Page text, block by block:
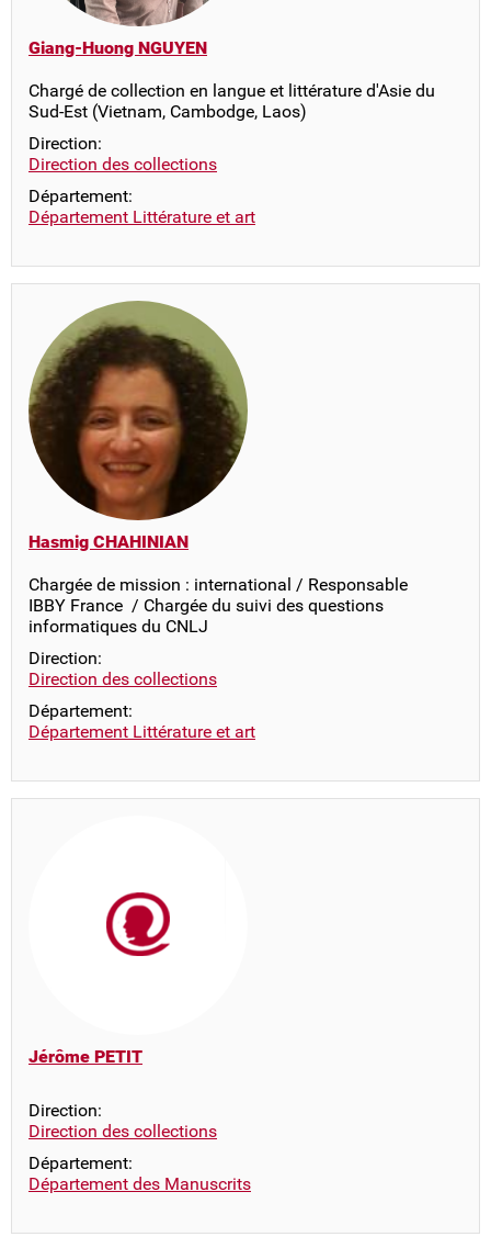
Giang-Huong NGUYEN
Chargé de collection en langue et littérature d'Asie du
Sud-Est (Vietnam, Cambodge, Laos)
Direction:
Direction des collections
Département:
Département Littérature et art
Hasmig CHAHINIAN
Chargée de mission : international / Responsable
IBBY France / Chargée du suivi des questions
informatiques du CNLJ
Direction:
Direction des collections
Département:
Département Littérature et art
Jérôme PETIT
Direction:
Direction des collections
Département:
Département des Manuscrits